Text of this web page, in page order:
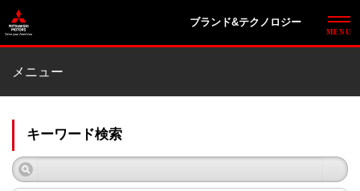
ブランド&テクノロジー
メニュー
キーワード検索